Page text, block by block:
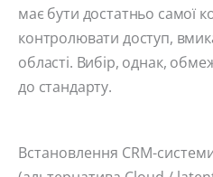
має бути достатньо самої
контролювати доступ,
області. Вибір, однак,
до стандарту.
Встановлення CRM-